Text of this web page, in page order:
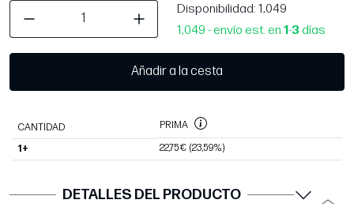
Disponibilidad: 1,049
1,049 - envío est. en 1-3 días
Añadir a la cesta
CANTIDAD PRIMA
1+ 22,75 € (23,59%)
DETALLES DEL PRODUCTO